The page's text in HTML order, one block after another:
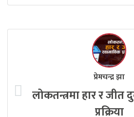
प्रेमचन्द्र झा
लोकतन्त्रमा हार र जीत
प्रक्रिया